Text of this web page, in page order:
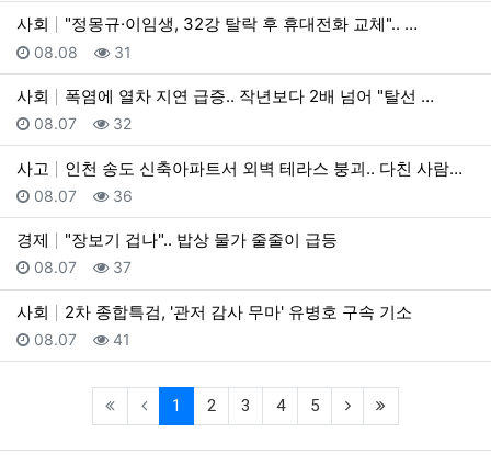
사회 "정몽규·이임생, 32강 탈락 후 휴대전화 교체".. …
등록일
08.08 조회
31
사회 폭염에 열차 지연 급증.. 작년보다 2배 넘어 "탈선 …
등록일
08.07 조회
32
사고 인천 송도 신축아파트서 외벽 테라스 붕괴.. 다친 사람…
등록일
08.07 조회
36
경제 "장보기 겁나".. 밥상 물가 줄줄이 급등
등록일
08.07 조회
37
사회 2차 종합특검, '관저 감사 무마' 유병호 구속 기소
등록일
08.07 조회
41
1 (current)
2 3 4 5 (next)